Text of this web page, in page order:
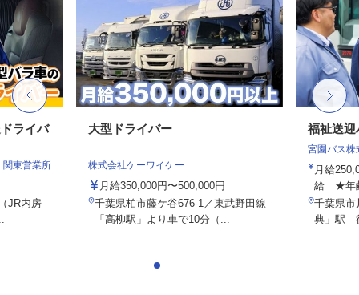
ライバ
東営業所
JR内房
大型ドライバー
株式会社ケーワイケー
月給350,000円〜500,000円
千葉県柏市藤ケ谷676-1／東武野田線
「高柳駅」より車で10分（...
福祉送迎
宮園バス株
月給
給 ★年
千葉県市
典」駅